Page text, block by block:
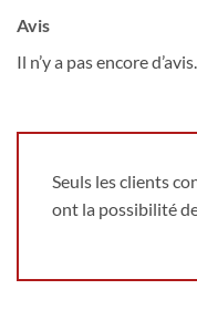
Avis
Il n’y a pas encore d’avis.
Seuls les clients
ont la possibilité